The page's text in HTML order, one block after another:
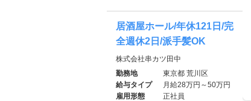
居酒屋ホール/年休121日/完
全週休2日/派手髪OK
株式会社串カツ田中
勤務地
東京都 荒川区
給与タイプ
月給28万円～50万円
雇用形態
正社員